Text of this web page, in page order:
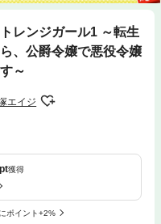
レンジガール1 ～転生
、公爵令嬢で悪役令嬢
～
エイジ
pt獲得
ポイント+2%